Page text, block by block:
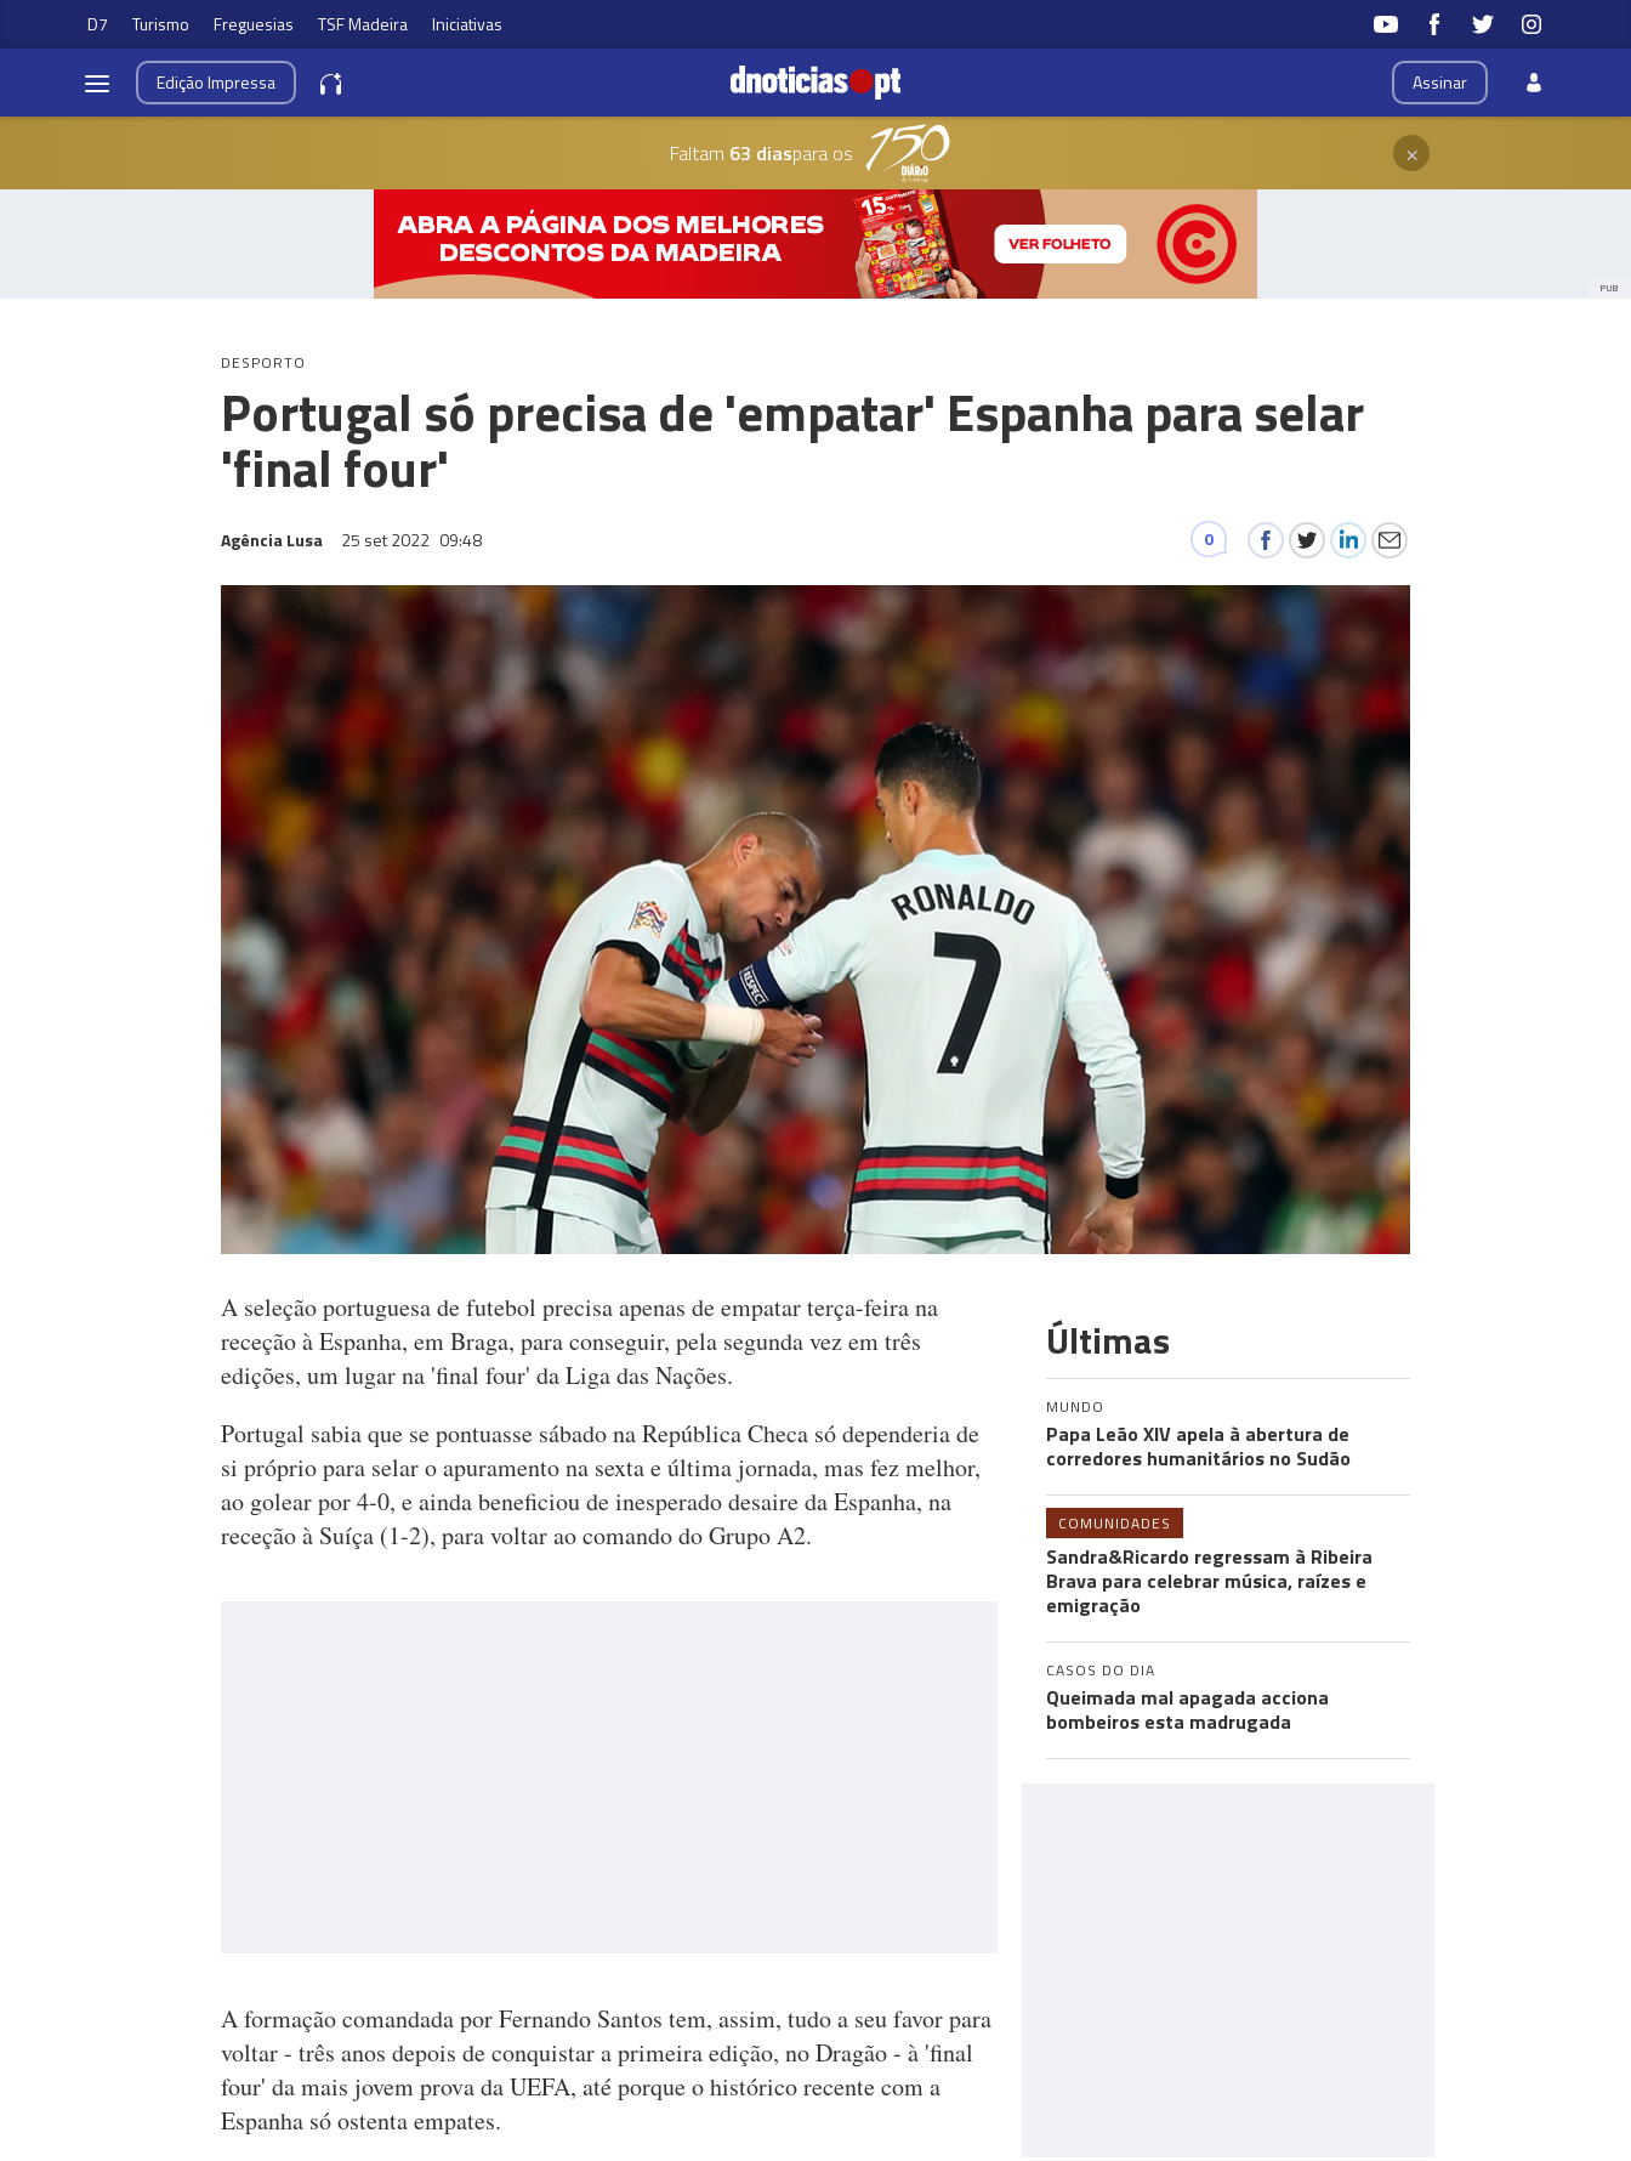
D7 Turismo Freguesias TSF Madeira Iniciativas
Assinar
EdiçãoImpressa
Faltam 63 diaspara os ×
PUB
DESPORTO
Portugal só precisa de 'empatar' Espanha para selar
'final four'
Agência Lusa 25 set 2022 09:48 0
A seleção portuguesa de futebol precisa apenas de empatar terça-feira na
receção à Espanha, em Braga, para conseguir, pela segunda vez em três
edições, um lugar na 'final four' da Liga das Nações.
Portugal sabia que se pontuasse sábado na República Checa só dependeria de
si próprio para selar o apuramento na sexta e última jornada, mas fez melhor,
ao golear por 4-0, e ainda beneficiou de inesperado desaire da Espanha, na
receção à Suíça (1-2), para voltar ao comando do Grupo A2.
A formação comandada por Fernando Santos tem, assim, tudo a seu favor para
voltar - três anos depois de conquistar a primeira edição, no Dragão - à 'final
four' da mais jovem prova da UEFA, até porque o histórico recente com a
Espanha só ostenta empates.
Últimas
MUNDO
Papa Leão XIV apela à abertura de
corredores humanitários no Sudão
COMUNIDADES
Sandra&Ricardo regressam à Ribeira
Brava para celebrar música, raízes e
emigração
CASOS DO DIA
Queimada mal apagada acciona
bombeiros esta madrugada